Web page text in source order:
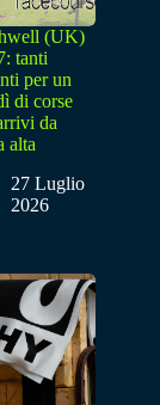
(UK)
tanti
per un
di corse
da
alta
27 Luglio
2026